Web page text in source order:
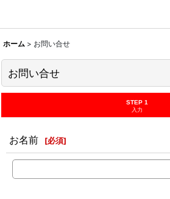
ホーム > お問い合せ
お問い合せ
STEP 1
入力
お名前 [必須]